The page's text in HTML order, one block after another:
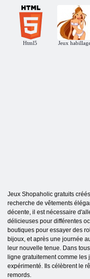
Html5 Jeux
Jeux Shopaholic gratuits
recherche de vêtements
décente, il est nécessaire
délicieuses pour différentes
boutiques pour essayer des
bijoux, et après une journée
leur nouvelle tenue. Dans
ligne gratuitement comme les
expérimenté. Ils célèbrent le
remords.